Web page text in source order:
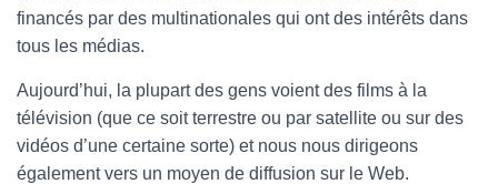
financés par des multinationales qui ont des intérêts dans
tous les médias.
Aujourd’hui, la plupart des gens voient des films à la
télévision (que ce soit terrestre ou par satellite ou sur des
vidéos d’une certaine sorte) et nous nous dirigeons
également vers un moyen de diffusion sur le Web.